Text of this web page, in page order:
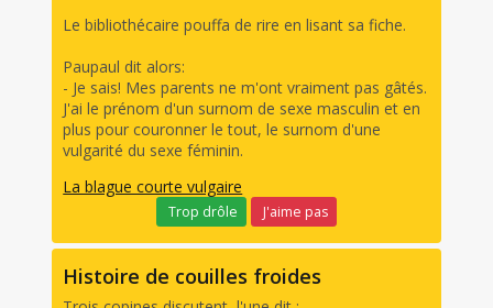
Le bibliothécaire pouffa de rire en lisant sa fiche.
Paupaul dit alors:
- Je sais! Mes parents ne m'ont vraiment pas gâtés.
J'ai le prénom d'un surnom de sexe masculin et en
plus pour couronner le tout, le surnom d'une
vulgarité du sexe féminin.
La blague courte vulgaire
Trop drôle J'aime pas
Histoire de couilles froides